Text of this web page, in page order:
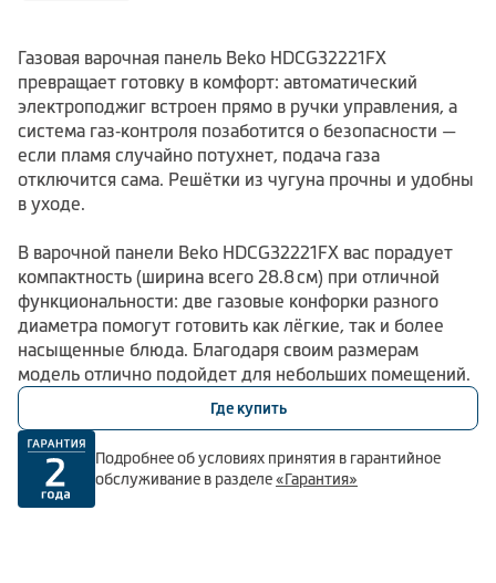
Газовая варочная панель Beko HDCG32221FX
превращает готовку в комфорт: автоматический
электроподжиг встроен прямо в ручки управления, а
система газ‑контроля позаботится о безопасности —
если пламя случайно потухнет, подача газа
отключится сама. Решётки из чугуна прочны и удобны
в уходе.
В варочной панели Beko HDCG32221FX вас порадует
компактность (ширина всего 28.8 см) при отличной
функциональности: две газовые конфорки разного
диаметра помогут готовить как лёгкие, так и более
насыщенные блюда. Благодаря своим размерам
модель отлично подойдет для небольших помещений.
Где купить
Подробнее об условиях принятия в гарантийное
обслуживание в разделе«Гарантия»